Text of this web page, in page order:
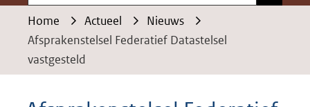
Home Actueel
Nieuws
Afsprakenstelsel Federatief Datastelsel
vastgesteld